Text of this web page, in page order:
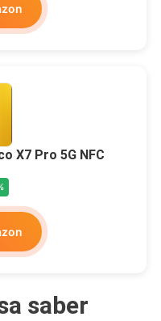
X7 Pro 5G NFC
saber